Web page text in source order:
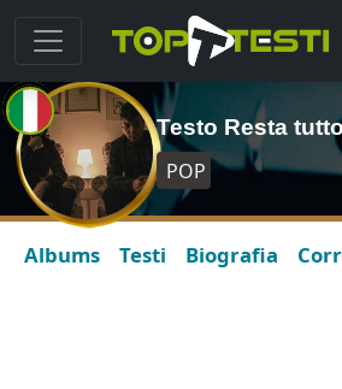
Testo Resta
POP
Albums Testi Biografia